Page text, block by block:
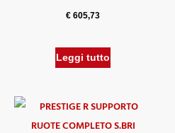
€ 605,73
Leggi tutto